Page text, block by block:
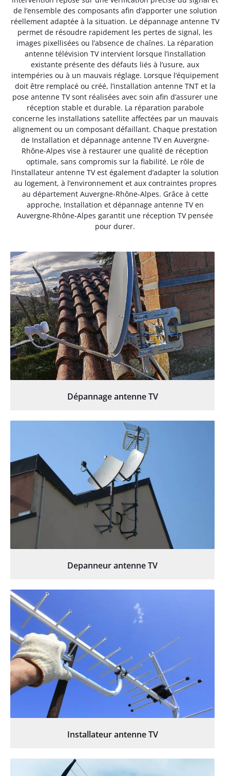
de l’ensemble des composants afin d’apporter une solution
réellement adaptée à la situation. Le dépannage antenne TV
permet de résoudre rapidement les pertes de signal, les
images pixellisées ou l’absence de chaînes. La réparation
antenne télévision TV intervient lorsque l’installation
existante présente des défauts liés à l’usure, aux
intempéries ou à un mauvais réglage. Lorsque l’équipement
doit être remplacé ou créé, l’installation antenne TNT et la
pose antenne TV sont réalisées avec soin afin d’assurer une
réception stable et durable. La réparation parabole
concerne les installations satellite affectées par un mauvais
alignement ou un composant défaillant. Chaque prestation
de Installation et dépannage antenne TV en Auvergne-
Rhône-Alpes vise à restaurer une qualité de réception
optimale, sans compromis sur la fiabilité. Le rôle de
l’installateur antenne TV est également d’adapter la solution
au logement, à l’environnement et aux contraintes propres
au département Auvergne-Rhône-Alpes. Grâce à cette
approche, Installation et dépannage antenne TV en
Auvergne-Rhône-Alpes garantit une réception TV pensée
pour durer.
Dépannage antenne TV
Depanneur antenne TV
Installateur antenne TV